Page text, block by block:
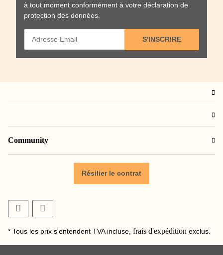
à tout moment conformément à votre déclaration de
protection des données
S'INSCRIRE
Community
Résilier le contrat
* Tous les prix s'entendent TVA incluse, frais d'expédition exclus.